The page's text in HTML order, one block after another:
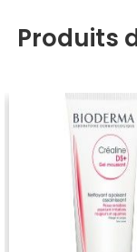
Produits